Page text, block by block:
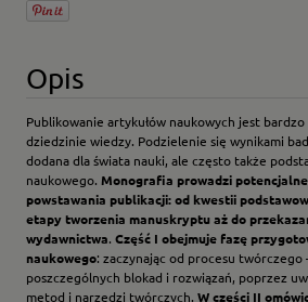
Opis
Publikowanie artykułów naukowych jest
dziedzinie wiedzy. Podzielenie się wynikami
dodana dla świata nauki, ale często także
naukowego. Monografia prowadzi
powstawania publikacji: od kwestii
etapy tworzenia manuskryptu aż do
wydawnictwa. Część I obejmuje fazę
naukowego: zaczynając od procesu twórczego
poszczególnych blokad i rozwiązań, poprzez
metod i narzędzi twórczych. W części II